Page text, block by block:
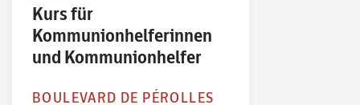
Kurs für
Kommunionhelferinnen
und Kommunionhelfer
BOULEVARD DE PÉROLLES